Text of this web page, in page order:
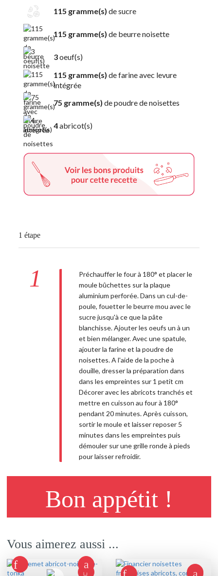
115 gramme(s) de sucre
115 gramme(s) de beurre noisette
3oeuf(s)
115 gramme(s) de farine avec levure
intégrée
75 gramme(s) de poudre de noisettes
4abricot(s)
1 étape
1
Préchauffer le four à 180° et placer le
moule bûchettes sur la plaque
aluminium perforée. Dans un cul-de-
poule, fouetter le beurre mou avec le
sucre jusqu'à ce que la pâte
blanchisse. Ajouter les oeufs un à un
et bien mélanger. Avec une spatule,
ajouter la farine et la poudre de
noisettes. A l'aide de la poche à
douille, dresser la préparation dans
dans les empreintes sur 1 petit cm
Décorer avec les abricots tranchés et
mettre en cuisson au four à 180°
pendant 20 minutes. Après cuisson,
sortir le moule et laisser reposer 5
minutes dans les empreintes puis
démouler sur une grille ronde à pieds
pour laisser refroidir.
Bon appétit !
Vous aimerez aussi ...